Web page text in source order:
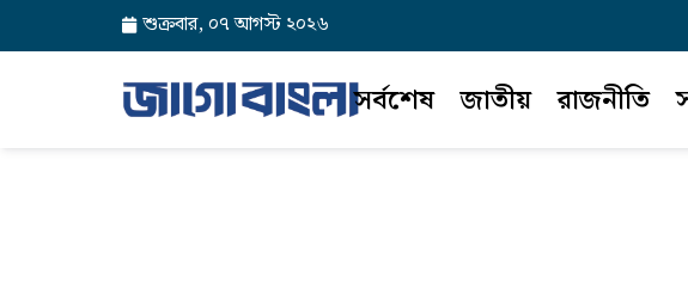
শুক্রবার, ০৭ আগস্ট ২০২৬
সর্বশেষ জাতীয় রাজনীতি